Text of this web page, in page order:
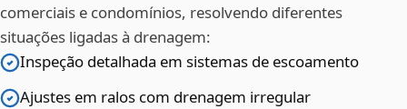
comerciais e condomínios, resolvendo diferentes
situações ligadas à drenagem:
Inspeção detalhada em sistemas de escoamento
Ajustes em ralos com drenagem irregular